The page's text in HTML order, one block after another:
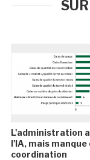
L'administration
l'IA, mais manque
coordination